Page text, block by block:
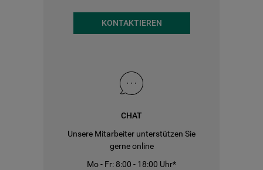
KONTAKTIEREN
CHAT
Unsere Mitarbeiter unterstützen Sie
gerne online
Mo - Fr: 8:00 - 18:00 Uhr*